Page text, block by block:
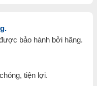
bảo hành bởi hãng.
tiện lợi.